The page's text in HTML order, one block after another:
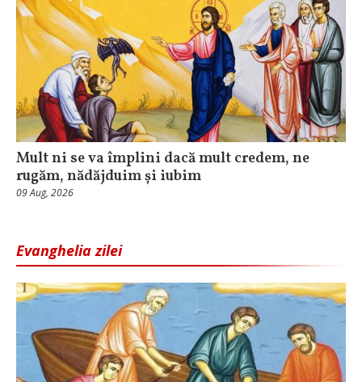
Mult ni se va împlini dacă mult credem, ne
rugăm, nădăjduim și iubim
09 Aug, 2026
Evanghelia zilei